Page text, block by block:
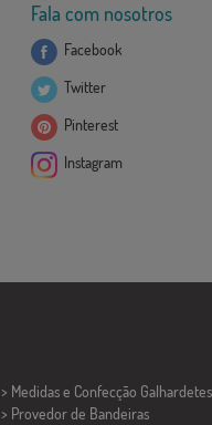
Fala com nosotros
Facebook
Twitter
Pinterest
Instagram
> Medidas e Confecção Galhardetes
> Provedor de Bandeiras